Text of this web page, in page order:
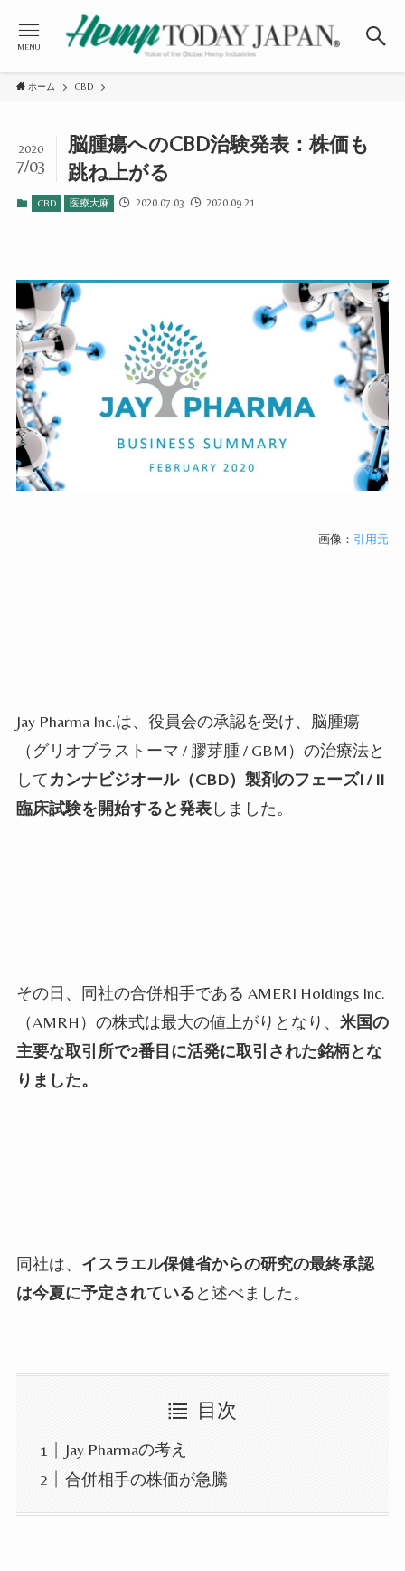
MENU
ホーム CBD
脳腫瘍へのCBD治験発表：株価も
跳ね上がる
2020
7/03
CBD 医療大麻 2020.07.03 2020.09.21
画像： 引用元
Jay Pharma Inc.は、役員会の承認を受け、脳腫瘍
（グリオブラストーマ / 膠芽腫/ GBM ）の治療法と
してカンナビジオール（CBD）製剤のフェーズI / II
臨床試験を開始すると発表しました。
その日、同社の合併相手である AMERI Holdings Inc.
（AMRH ）の株式は最大の値上がりとなり、 米国の
主要な取引所で2番目に活発に取引された銘柄とな
りました。
同社は、 イスラエル保健省からの研究の最終承認
は今夏に予定されていると述べました。
目次
Jay Pharmaの考え
合併相手の株価が急騰